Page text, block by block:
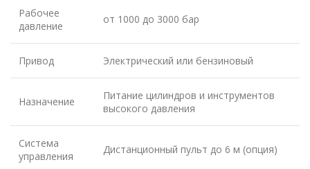
Рабочее
давление
от 1000 до 3000 бар
Привод Электрический или бензиновый
Назначение
Питание цилиндров и инструментов
высокого давления
Система
управления
Дистанционный пульт до 6 м (опция)